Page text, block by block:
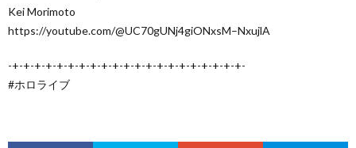
Kei Morimoto
https://youtube.com/@UC70gUNj4giONxsM–NxujlA
-+-+-+-+-+-+-+-+-+-+-+-+-+-+-+-+-+-+-+-+-+-
#ホロライブ